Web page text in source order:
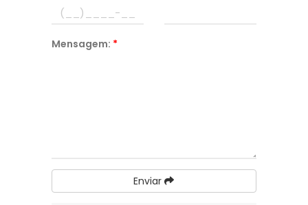
Mensagem: *
Enviar